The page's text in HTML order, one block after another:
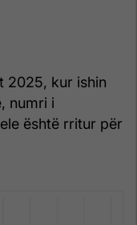
2025, kur ishin
numri i
është rritur për